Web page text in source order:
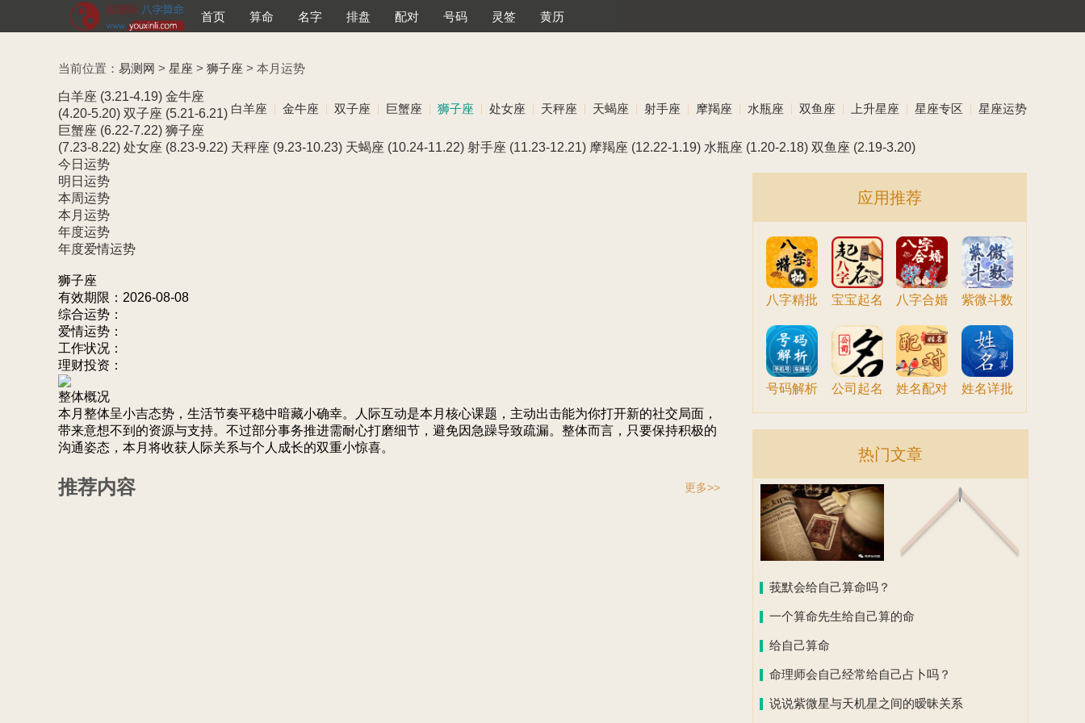
首页 算命 名字 排盘 配对 号码 灵签 黄历
当前位置： 易测网 > 星座 > 狮子座 > 本月运势
白羊座 金牛座 双子座 巨蟹座 狮子座 处女座 天秤座 天蝎座 射手座 摩羯座 水瓶座 双鱼座 上升星座 星座专区 星座运势
白羊座 (3.21-4.19) 金牛座
(4.20-5.20) 双子座 (5.21-6.21)
巨蟹座 (6.22-7.22) 狮子座
(7.23-8.22) 处女座 (8.23-9.22) 天秤座 (9.23-10.23) 天蝎座 (10.24-11.22) 射手座 (11.23-12.21) 摩羯座 (12.22-1.19) 水瓶座 (1.20-2.18) 双鱼座 (2.19-3.20)
今日运势
明日运势
本周运势
本月运势
年度运势
年度爱情运势
狮子座
有效期限：2026-08-08
综合运势：
爱情运势：
工作状况：
理财投资：
整体概况
本月整体呈小吉态势，生活节奏平稳中暗藏小确幸。人际互动是本月核心课题，主动出击能为你打开新的社交局面，
带来意想不到的资源与支持。不过部分事务推进需耐心打磨细节，避免因急躁导致疏漏。整体而言，只要保持积极的
沟通姿态，本月将收获人际关系与个人成长的双重小惊喜。
推荐内容 更多>>
应用推荐
八字精批 宝宝起名 八字合婚 紫微斗数
号码解析 公司起名 姓名配对 姓名详批
热门文章
莪默会给自己算命吗？
一个算命先生给自己算的命
给自己算命
命理师会自己经常给自己占卜吗？
说说紫微星与天机星之间的暧昧关系